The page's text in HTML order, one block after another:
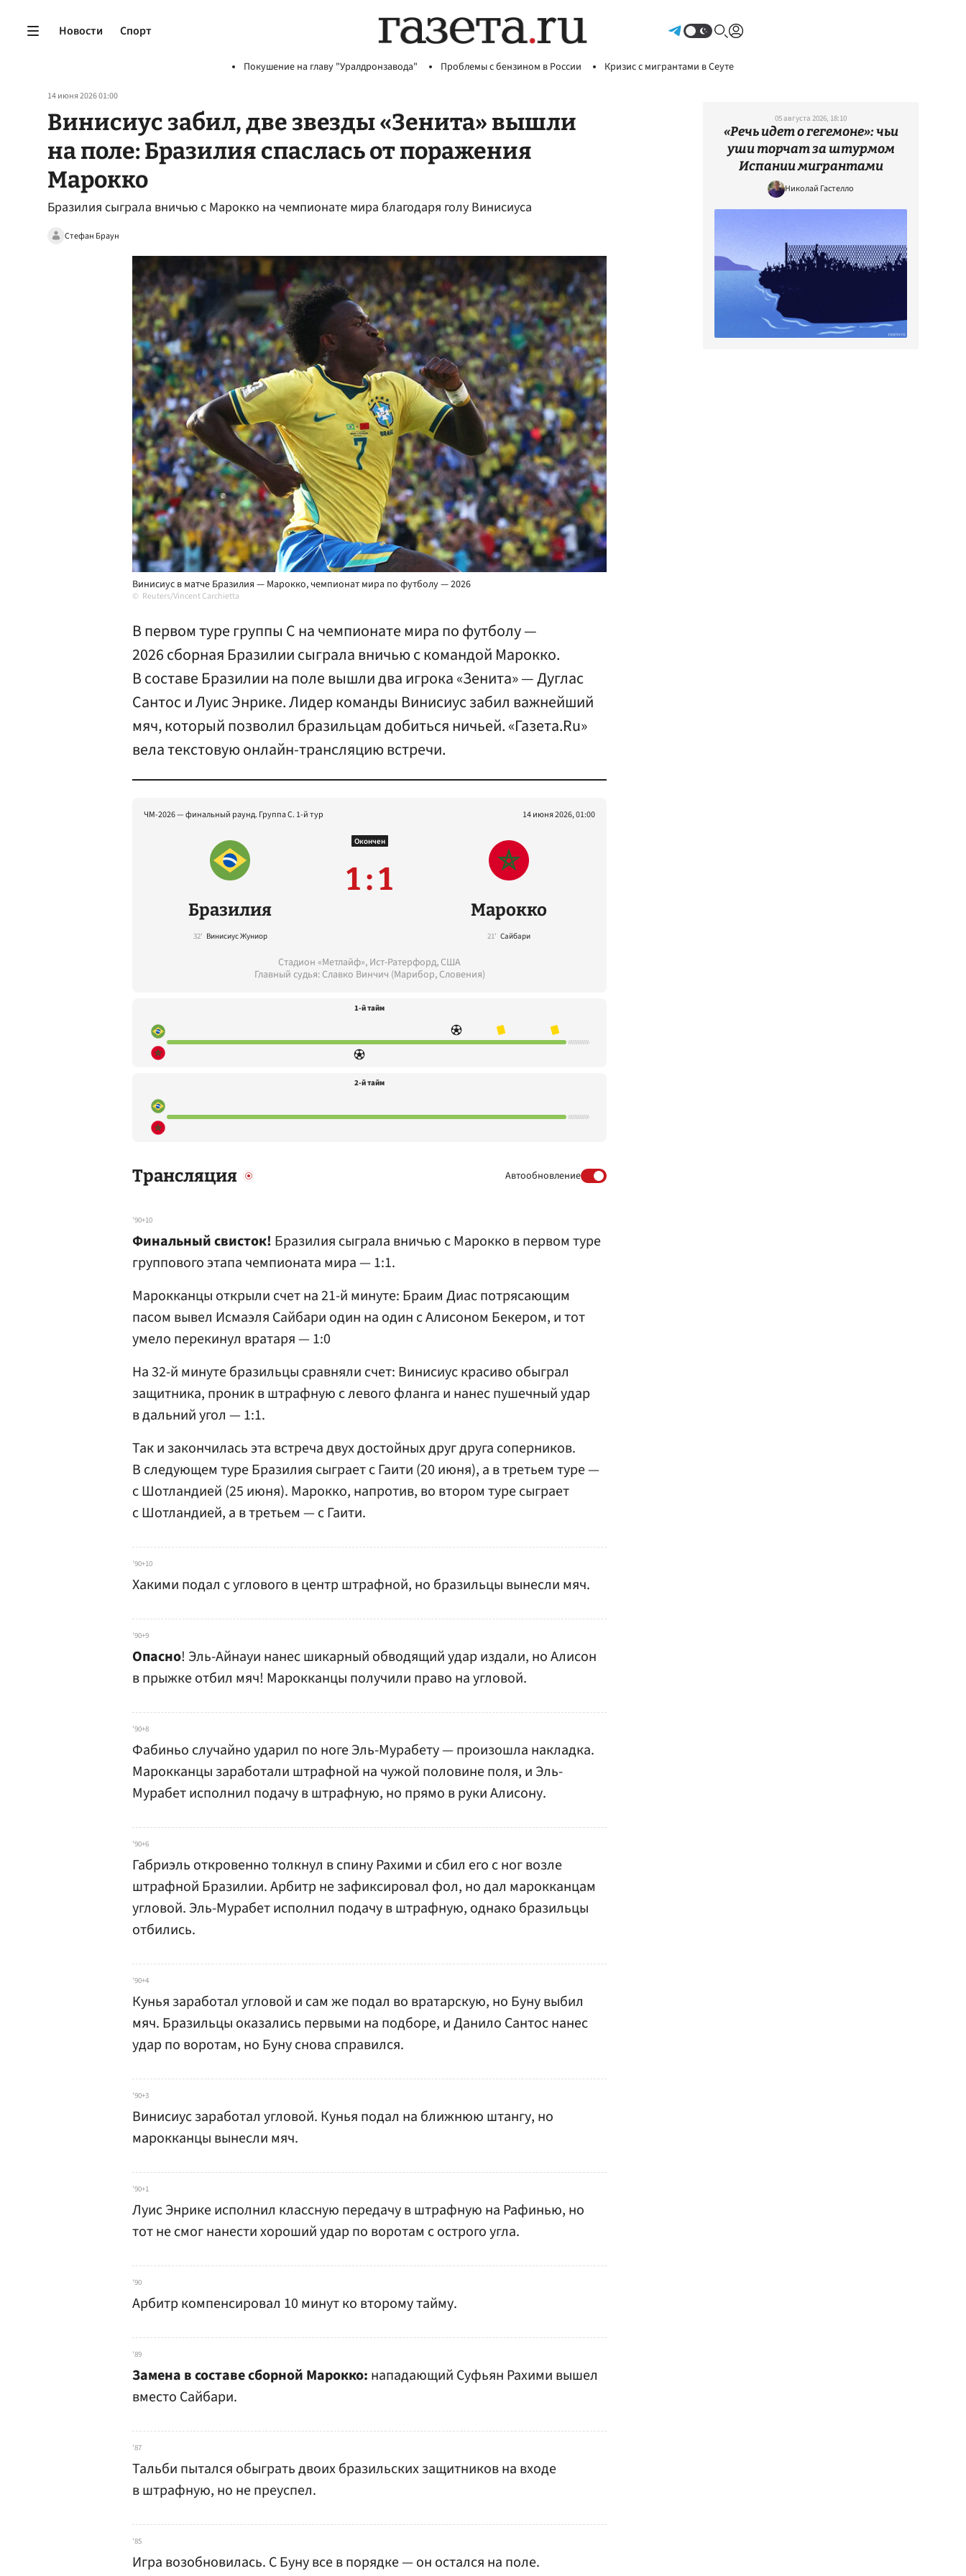
Новости Спорт
Покушение на главу "Уралдронзавода" Проблемы с бензином в России Кризис с мигрантами в Сеуте
14 июня 2026 01:00
Винисиус забил, две звезды «Зенита» вышли
на поле: Бразилия спаслась от поражения
Марокко
Бразилия сыграла вничью с Марокко на чемпионате мира благодаря голу Винисиуса
Стефан Браун
Винисиус в матче Бразилия — Марокко, чемпионат мира по футболу — 2026
Reuters/Vincent Carchietta
В первом туре группы С на чемпионате мира по футболу —
2026 сборная Бразилии сыграла вничью с командой Марокко.
В составе Бразилии на поле вышли два игрока «Зенита» — Дуглас
Сантос и Луис Энрике. Лидер команды Винисиус забил важнейший
мяч, который позволил бразильцам добиться ничьей. «Газета.Ru»
вела текстовую онлайн-трансляцию встречи.
ЧМ-2026 — финальный раунд. Группа C. 1-й тур 14 июня 2026, 01:00
Бразилия
32' Винисиус Жуниор
Окончен
1 : 1
Марокко
21' Сайбари
Стадион «Метлайф», Ист-Ратерфорд, США
Главный судья: Славко Винчич (Марибор, Словения)
1-й тайм
2-й тайм
Трансляция Автообновление
'90+10
Финальный свисток! Бразилия сыграла вничью с Марокко в первом туре
группового этапа чемпионата мира — 1:1.
Марокканцы открыли счет на 21-й минуте: Браим Диас потрясающим
пасом вывел Исмаэля Сайбари один на один с Алисоном Бекером, и тот
умело перекинул вратаря — 1:0
На 32-й минуте бразильцы сравняли счет: Винисиус красиво обыграл
защитника, проник в штрафную с левого фланга и нанес пушечный удар
в дальний угол — 1:1.
Так и закончилась эта встреча двух достойных друг друга соперников.
В следующем туре Бразилия сыграет с Гаити (20 июня), а в третьем туре —
с Шотландией (25 июня). Марокко, напротив, во втором туре сыграет
с Шотландией, а в третьем — с Гаити.
'90+10
Хакими подал с углового в центр штрафной, но бразильцы вынесли мяч.
'90+9
Опасно! Эль-Айнауи нанес шикарный обводящий удар издали, но Алисон
в прыжке отбил мяч! Марокканцы получили право на угловой.
'90+8
Фабиньо случайно ударил по ноге Эль-Мурабету — произошла накладка.
Марокканцы заработали штрафной на чужой половине поля, и Эль-
Мурабет исполнил подачу в штрафную, но прямо в руки Алисону.
'90+6
Габриэль откровенно толкнул в спину Рахими и сбил его с ног возле
штрафной Бразилии. Арбитр не зафиксировал фол, но дал марокканцам
угловой. Эль-Мурабет исполнил подачу в штрафную, однако бразильцы
отбились.
'90+4
Кунья заработал угловой и сам же подал во вратарскую, но Буну выбил
мяч. Бразильцы оказались первыми на подборе, и Данило Сантос нанес
удар по воротам, но Буну снова справился.
'90+3
Винисиус заработал угловой. Кунья подал на ближнюю штангу, но
марокканцы вынесли мяч.
'90+1
Луис Энрике исполнил классную передачу в штрафную на Рафинью, но
тот не смог нанести хороший удар по воротам с острого угла.
'90
Арбитр компенсировал 10 минут ко второму тайму.
'89
Замена в составе сборной Марокко: нападающий Суфьян Рахими вышел
вместо Сайбари.
'87
Тальби пытался обыграть двоих бразильских защитников на входе
в штрафную, но не преуспел.
'85
Игра возобновилась. С Буну все в порядке — он остался на поле.
05 августа 2026, 18:10
«Речь идет о гегемоне»: чьи
уши торчат за штурмом
Испании мигрантами
Николай Гастелло